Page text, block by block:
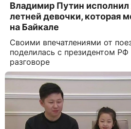
Владимир Путин
летней девочки, которая
на Байкале
Своими впечатлениями от
поделилась с президентом
разговоре